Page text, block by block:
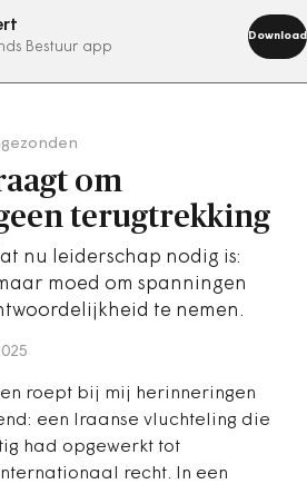
Bestuur app
Download
nu
om
terugtrekking
nu leiderschap nodig is:
moed om spanningen
te nemen.
roept bij mij herinneringen
een Iraanse vluchteling die
had opgewerkt tot
recht. In een